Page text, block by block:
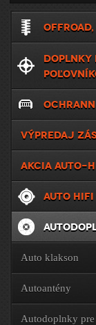
DOPLNKY
VÝPREDAJ
AKCIA AUTO-
AUTO HIFI
Auto klakson
Autoantény
Autodoplnky pre